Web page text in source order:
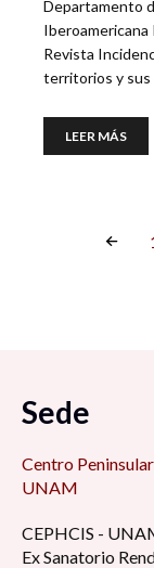
Departamento
Iberoamericana
Revista
territorios y sus
LEER MÁS
Sede
Centro
UNAM
CEPHCIS -
Ex Sanatorio